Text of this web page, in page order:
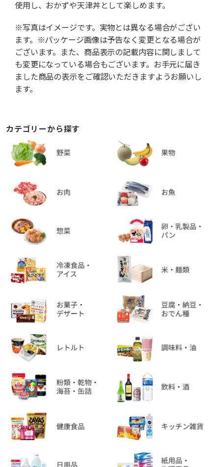
使用し、おかずや天津丼として楽しめます。
※写真はイメージです。実物とは異なる場合がござい
ます。※パッケージ画像は予告なく変更となる場合が
ございます。また、商品表示の記載内容に関しまして
も変更になっている場合もございます。お手元に届き
ました商品の表示をご確認いただきますようお願いし
ます。
カテゴリーから探す